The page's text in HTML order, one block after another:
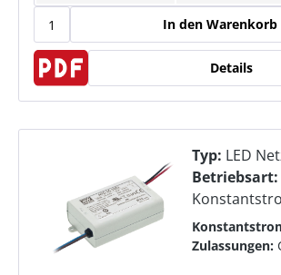
In den Warenkorb
Details
Typ: LED
Betriebsart:
Zulassungen: